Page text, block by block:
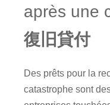
après une
復旧貸付
Des prêts pour la
catastrophe sont